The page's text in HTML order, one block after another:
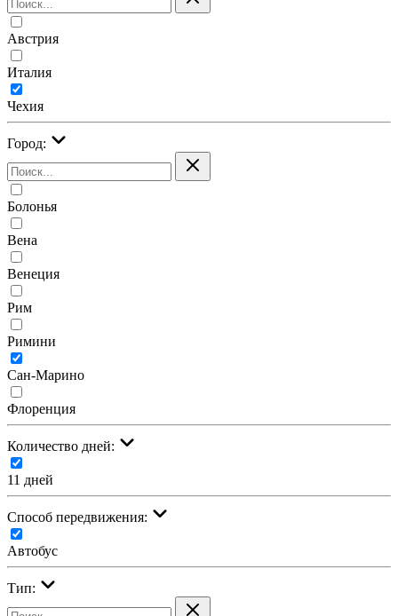
Австрия
Италия
Чехия
Город:
Болонья
Вена
Венеция
Рим
Римини
Сан-Марино
Флоренция
Количество дней:
11 дней
Cпособ передвижения:
Автобус
Тип: